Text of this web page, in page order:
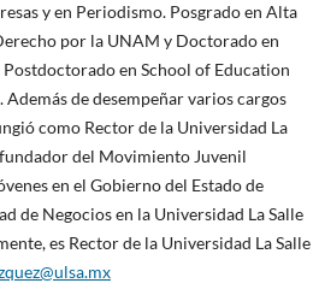
y en Periodismo. Posgrado en Alta
por la UNAM y Doctorado en
en School of Education
de desempeñar varios cargos
como Rector de la Universidad La
del Movimiento Juvenil
en el Gobierno del Estado de
de Negocios en la Universidad La Salle
es Rector de la Universidad La Salle